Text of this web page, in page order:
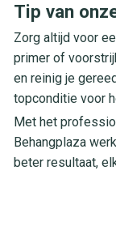
Tip van
Zorg altijd voor
primer of
en reinig je
topconditie voor
Met het
Behangplaza
beter resultaat,